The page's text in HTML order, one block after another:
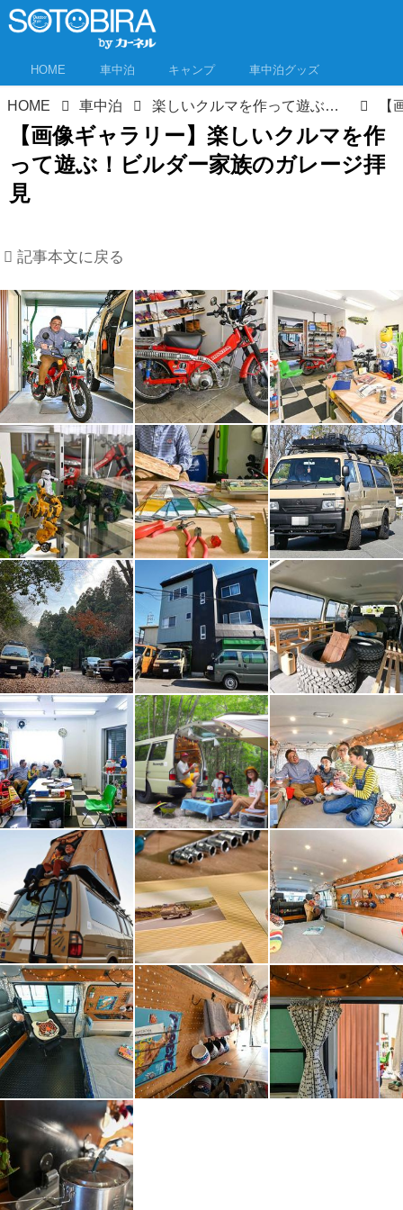
HOME 車中泊 キャンプ 車中泊グッズ
HOME 車中泊 楽しいクルマを作って遊ぶ！ビルダー家族のガレージ拝見 気軽に乗れるキャンピングカーを製作中！
【画像ギャラリー】楽しいクルマを作
って遊ぶ！ビルダー家族のガレージ拝
見
記事本文に戻る